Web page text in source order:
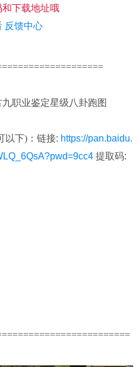
下载地址哦
反馈中心
职业鉴定星级八卦跑图
下)： 链接: https://pan.baidu.
提取码: